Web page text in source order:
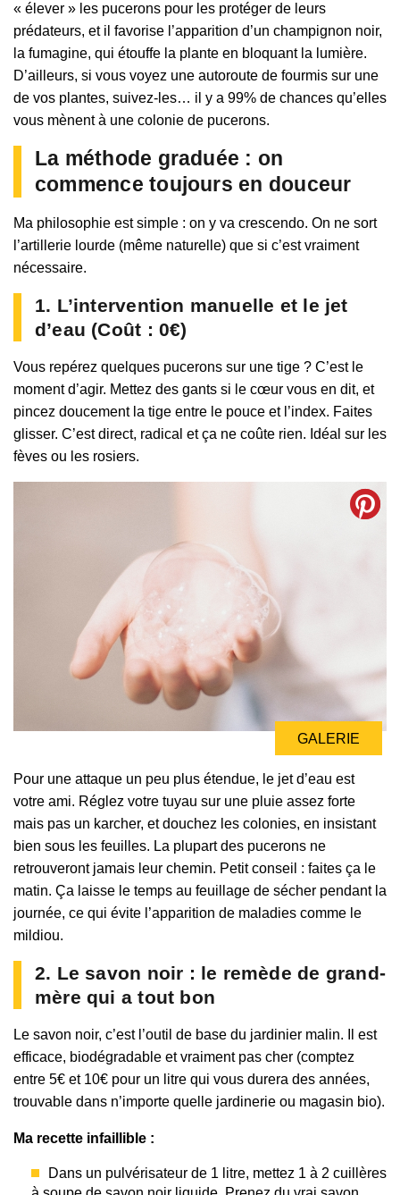
« élever » les pucerons pour les protéger de leurs
prédateurs, et il favorise l’apparition d’un champignon noir,
la fumagine, qui étouffe la plante en bloquant la lumière.
D’ailleurs, si vous voyez une autoroute de fourmis sur une
de vos plantes, suivez-les… il y a 99% de chances qu’elles
vous mènent à une colonie de pucerons.
La méthode graduée : on
commence toujours en douceur
Ma philosophie est simple : on y va crescendo. On ne sort
l’artillerie lourde (même naturelle) que si c’est vraiment
nécessaire.
1. L’intervention manuelle et le jet
d’eau (Coût : 0€)
Vous repérez quelques pucerons sur une tige ? C’est le
moment d’agir. Mettez des gants si le cœur vous en dit, et
pincez doucement la tige entre le pouce et l’index. Faites
glisser. C’est direct, radical et ça ne coûte rien. Idéal sur les
fèves ou les rosiers.
GALERIE
Pour une attaque un peu plus étendue, le jet d’eau est
votre ami. Réglez votre tuyau sur une pluie assez forte
mais pas un karcher, et douchez les colonies, en insistant
bien sous les feuilles. La plupart des pucerons ne
retrouveront jamais leur chemin. Petit conseil : faites ça le
matin. Ça laisse le temps au feuillage de sécher pendant la
journée, ce qui évite l’apparition de maladies comme le
mildiou.
2. Le savon noir : le remède de grand-
mère qui a tout bon
Le savon noir, c’est l’outil de base du jardinier malin. Il est
efficace, biodégradable et vraiment pas cher (comptez
entre 5€ et 10€ pour un litre qui vous durera des années,
trouvable dans n’importe quelle jardinerie ou magasin bio).
Ma recette infaillible :
Dans un pulvérisateur de 1 litre, mettez 1 à 2 cuillères